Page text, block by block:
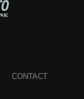
CONTACT